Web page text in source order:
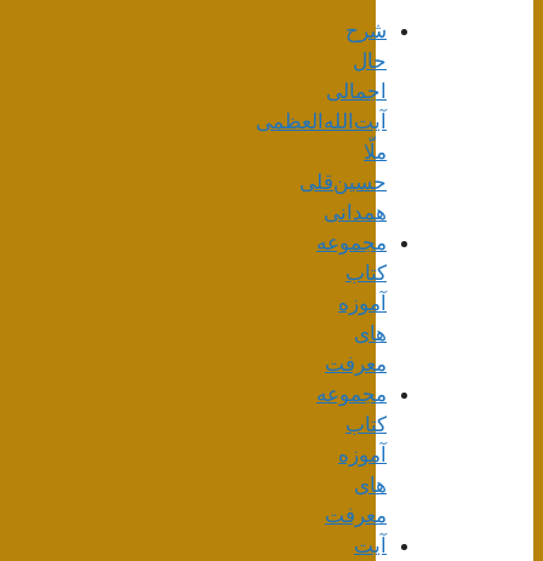
شرح
حال
اجمالی
آیت‌الله‌العظمی
ملّا
حسین‌قلی
همدانی
مجموعه
کتاب
آموزه
های
معرفت
مجموعه
کتاب
آموزه
های
معرفت
آیت